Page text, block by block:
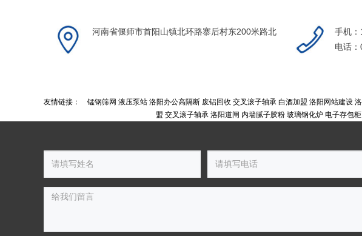
河南省偃师市首阳山镇北环路寨后村东200米路北
手机
电话
友情链接： 锰钢筛网 液压泵站 洛阳办公高隔断 废铝回收 交叉滚子轴承 白酒加盟 洛阳网站建设
盟 交叉滚子轴承 洛阳道闸 内墙腻子胶粉 玻璃钢化炉 电子存包柜